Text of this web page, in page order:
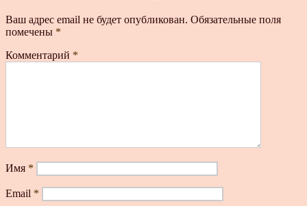
Ваш адрес email не будет опубликован. Обязательные поля
помечены *
Комментарий *
Имя *
Email *